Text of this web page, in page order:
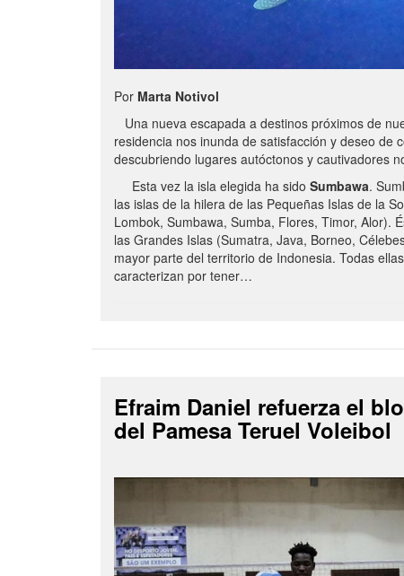
Por Marta Notivol
Una nueva escapada a destinos próximos de
residencia nos inunda de satisfacción y deseo de
descubriendo lugares autóctonos y cautivadores
Esta vez la isla elegida ha sido Sumbawa.
las islas de la hilera de las Pequeñas Islas de la
Lombok, Sumbawa, Sumba, Flores, Timor, Alor).
las Grandes Islas (Sumatra, Java, Borneo,
mayor parte del territorio de Indonesia. Todas
caracterizan por tener…
Efraim Daniel refuerza el
del Pamesa Teruel Voleibol